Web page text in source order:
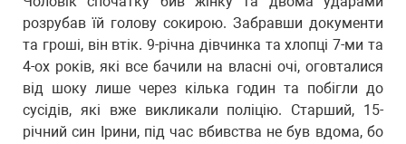
розрубав їй голову сокирою. Забравши документи
та гроші, він втік. 9-річна дівчинка та хлопці 7-ми та
4-ох років, які все бачили на власні очі, оговталися
від шоку лише через кілька годин та побігли до
сусідів, які вже викликали поліцію. Старший, 15-
річний син Ірини, під час вбивства не був вдома, бо